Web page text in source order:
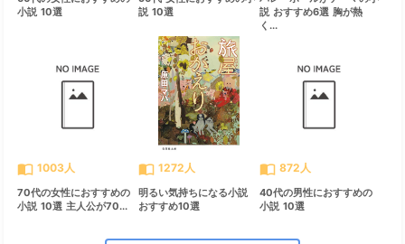
小説 10選
説 10選
説 おすすめ6選 胸が熱
く...
import_contacts 1003人
70代の女性におすすめの
小説 10選 主人公が70...
import_contacts 1272人
明るい気持ちになる小説
おすすめ10選
import_contacts 872人
40代の男性におすすめの
小説 10選